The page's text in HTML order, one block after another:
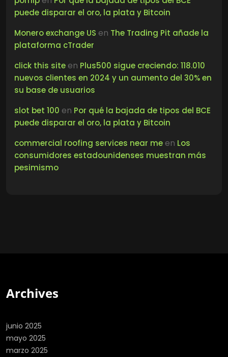
puede disparar el oro, la plata y Bitcoin
Monero exchange US en The Trading Pit añade la
plataforma cTrader
click this site en Plus500 sigue creciendo: 118.010
nuevos clientes en 2024 y un aumento del 30% en
su base de usuarios
slot bet 100 en Por qué la bajada de tipos del BCE
puede disparar el oro, la plata y Bitcoin
commercial roofing services near me en Los
consumidores estadounidenses muestran más
pesimismo
Archives
junio 2025
mayo 2025
marzo 2025